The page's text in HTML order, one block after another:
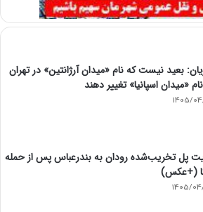
بعید نیست که نام «میدان آرژانتین» در تهران
«میدان اسپانیا» تغییر دهند
1405/
پل تخریب‌شده رودان به بندرعباس پس از حمله
(+عکس)
1405/